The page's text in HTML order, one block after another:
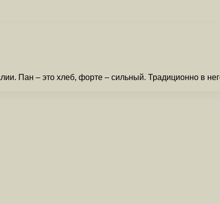
Пан – это хлеб, форте – сильный. Традиционно в